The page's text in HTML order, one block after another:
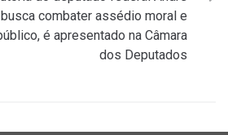
combater assédio moral e
é apresentado na Câmara
dos Deputados